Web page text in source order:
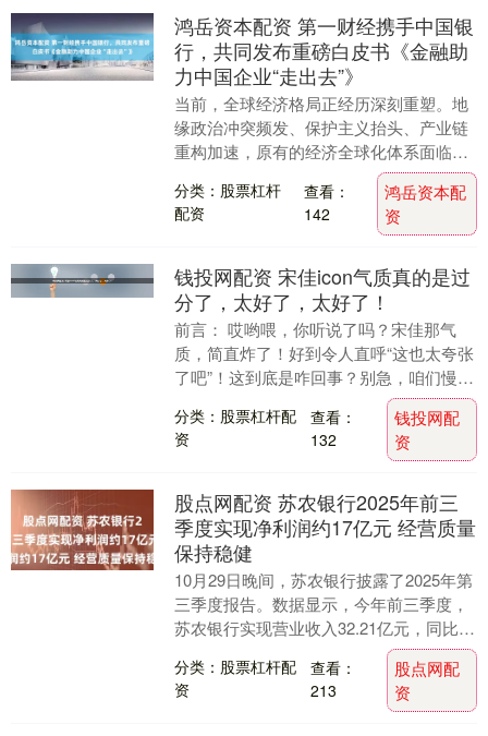
鸿岳资本配资 第一财经携手中国银
行，共同发布重磅白皮书《金融助
力中国企业“走出去”》
当前，全球经济格局正经历深刻重塑。地
缘政治冲突频发、保护主义抬头、产业链
重构加速，原有的经济全球化体系面临逆
全球化浪潮的冲击。 对中国而言，过去数
十年推动全球化....
分类：股票杠杆
配资
查看：
142
鸿岳资本配
资
钱投网配资 宋佳icon气质真的是过
分了，太好了，太好了！
前言： 哎哟喂，你听说了吗？宋佳那气
质，简直炸了！好到令人直呼“这也太夸张
了吧”！这到底是咋回事？别急，咱们慢慢
道来，看看这位影视圈的大咖，是如何用
气质征服众人....
分类：股票杠杆配
资
查看：
132
钱投网配
资
股点网配资 苏农银行2025年前三
季度实现净利润约17亿元 经营质量
保持稳健
10月29日晚间，苏农银行披露了2025年第
三季度报告。数据显示，今年前三季度，
苏农银行实现营业收入32.21亿元，同比增
长0.08%；实现归母净利润17.08....
分类：股票杠杆配
资
查看：
213
股点网配
资